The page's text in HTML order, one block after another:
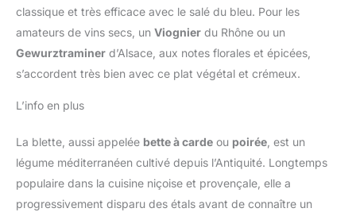
classique et très efficace avec le salé du bleu. Pour les
amateurs de vins secs, un Viognier du Rhône ou un
Gewurztraminer d’Alsace, aux notes florales et épicées,
s’accordent très bien avec ce plat végétal et crémeux.
L’info en plus
La blette, aussi appelée bette à carde ou poirée , est un
légume méditerranéen cultivé depuis l’Antiquité. Longtemps
populaire dans la cuisine niçoise et provençale, elle a
progressivement disparu des étals avant de connaître un